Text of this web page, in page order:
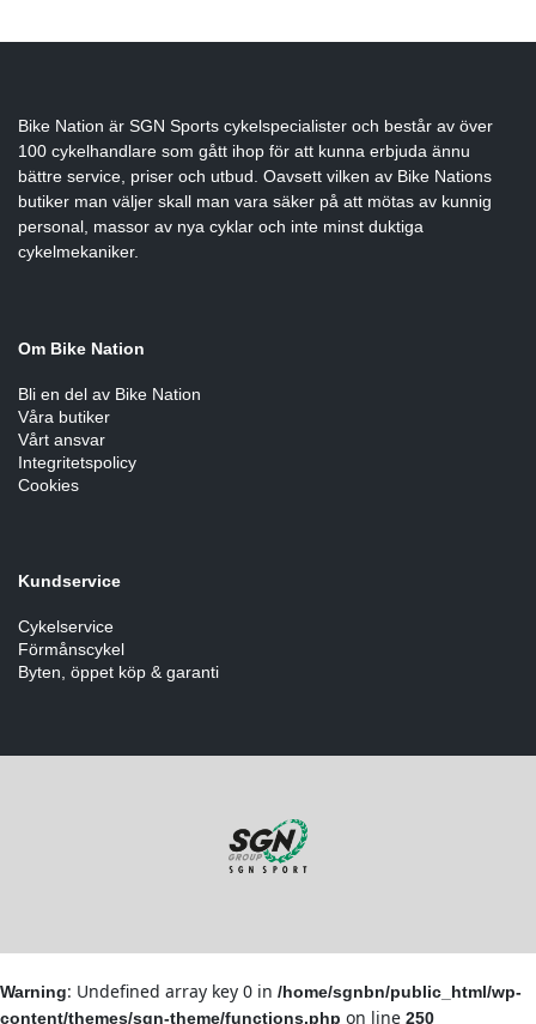
Bike Nation är SGN Sports cykelspecialister och består av över
100 cykelhandlare som gått ihop för att kunna erbjuda ännu
bättre service, priser och utbud. Oavsett vilken av Bike Nations
butiker man väljer skall man vara säker på att mötas av kunnig
personal, massor av nya cyklar och inte minst duktiga
cykelmekaniker.
Om Bike Nation
Bli en del av Bike Nation
Våra butiker
Vårt ansvar
Integritetspolicy
Cookies
Kundservice
Cykelservice
Förmånscykel
Byten, öppet köp & garanti
Warning: Undefined array key 0 in /home/sgnbn/public_html/wp-
content/themes/sgn-theme/functions.php on line 250